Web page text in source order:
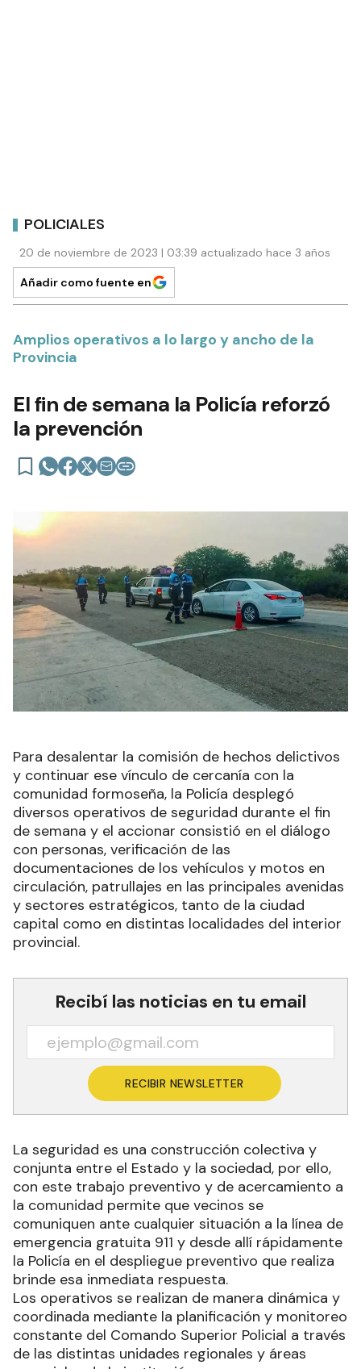
POLICIALES
20 de noviembre de 2023 | 03:39 actualizado hace 3 años
Añadir como fuente en
Amplios operativos a lo largo y ancho de la
Provincia
El fin de semana la Policía reforzó
la prevención
Para desalentar la comisión de hechos delictivos
y continuar ese vínculo de cercanía con la
comunidad formoseña, la Policía desplegó
diversos operativos de seguridad durante el fin
de semana y el accionar consistió en el diálogo
con personas, verificación de las
documentaciones de los vehículos y motos en
circulación, patrullajes en las principales avenidas
y sectores estratégicos, tanto de la ciudad
capital como en distintas localidades del interior
provincial.
Recibí las noticias en tu email
RECIBIR NEWSLETTER
La seguridad es una construcción colectiva y
conjunta entre el Estado y la sociedad, por ello,
con este trabajo preventivo y de acercamiento a
la comunidad permite que vecinos se
comuniquen ante cualquier situación a la línea de
emergencia gratuita 911 y desde allí rápidamente
la Policía en el despliegue preventivo que realiza
brinde esa inmediata respuesta.
Los operativos se realizan de manera dinámica y
coordinada mediante la planificación y monitoreo
constante del Comando Superior Policial a través
de las distintas unidades regionales y áreas